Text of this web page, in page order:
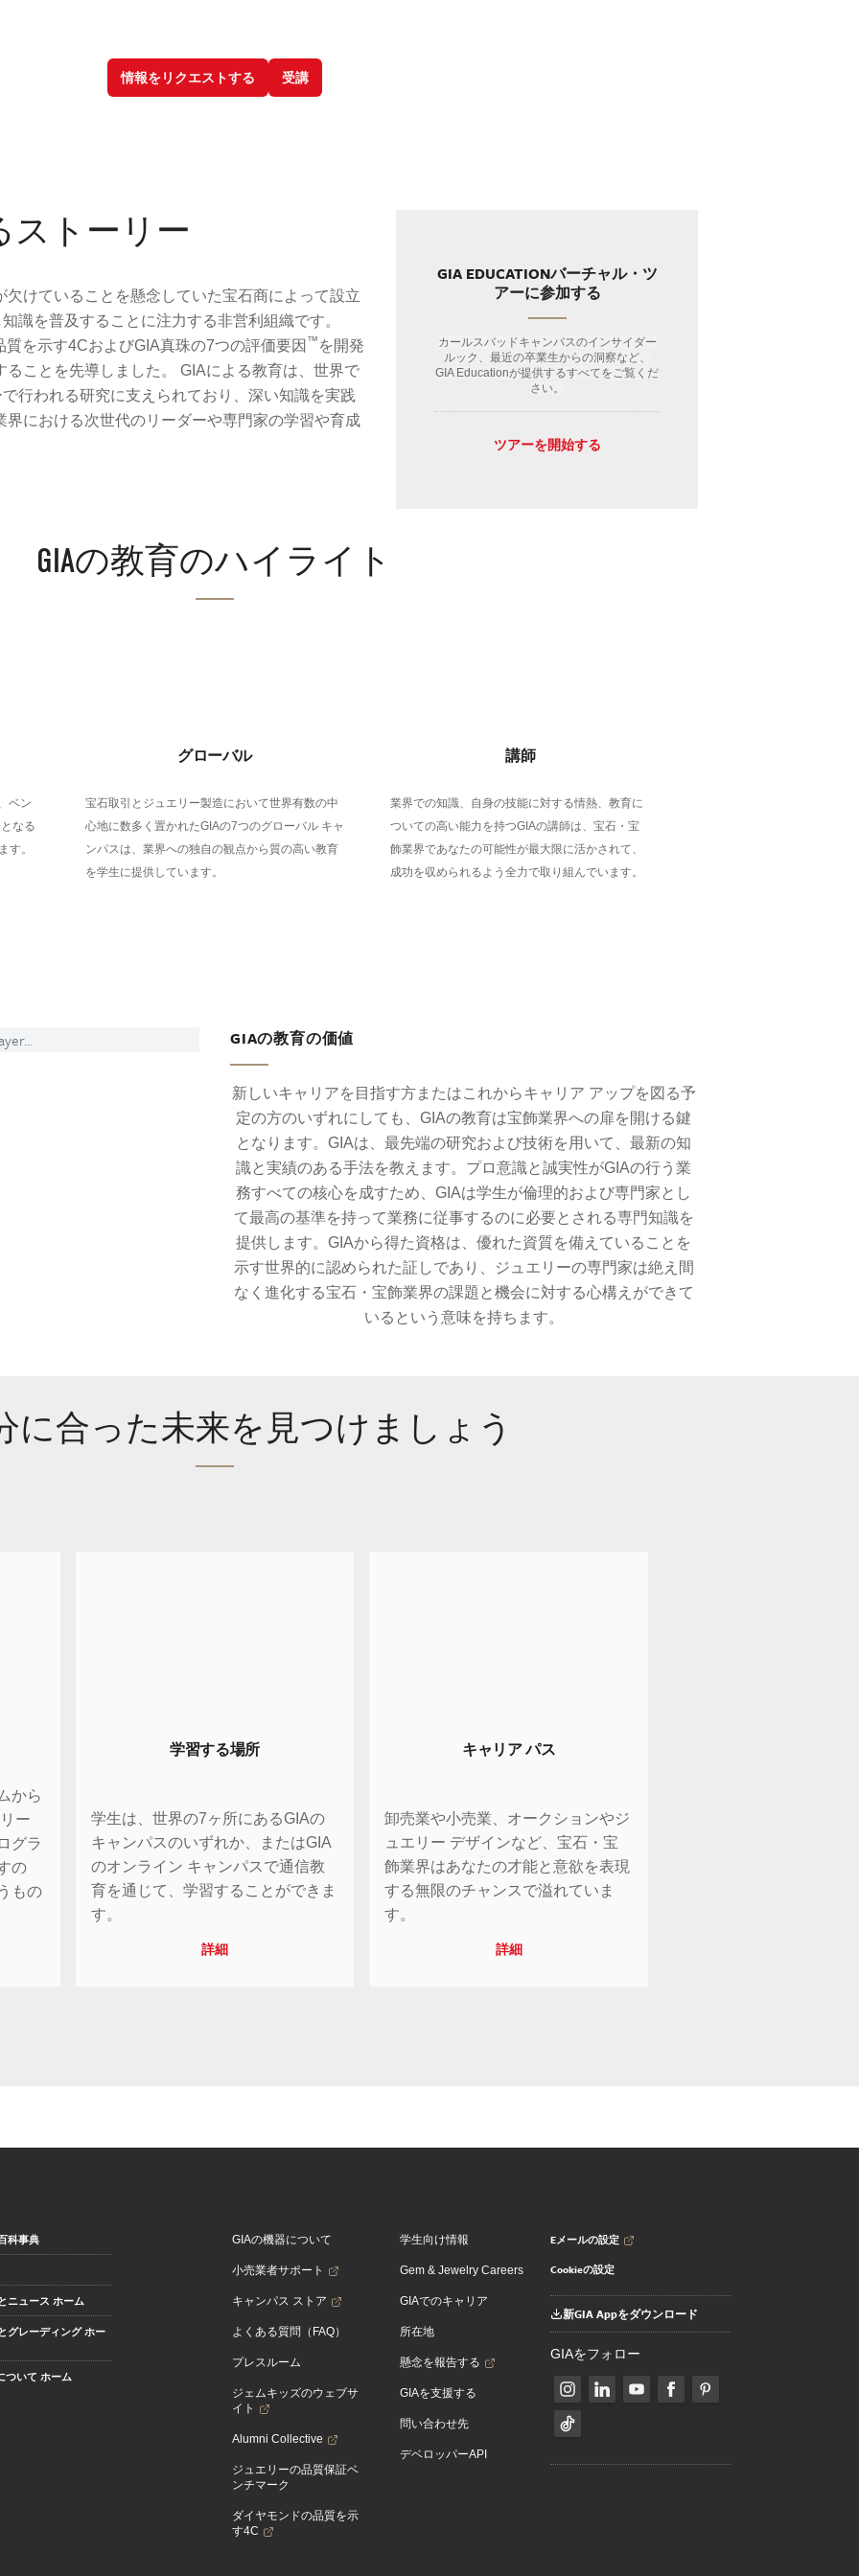
情報をリクエストする 受講
ストーリー
けていることを懸念していた宝石商によって設立
識を普及することに注力する非営利組織です。
を示す4CおよびGIA真珠の7つの評価要因 ™ を開発
ことを先導しました。 GIAによる教育は、世界で
行われる研究に支えられており、深い知識を実践
における次世代のリーダーや専門家の学習や育成
GIA EDUCATIONバーチャル・ツ
アーに参加する
カールスバッドキャンパスのインサイダー
ルック、最近の卒業生からの洞察など、
GIA Educationが提供するすべてをご覧くだ
さい。
ツアーを開始する
GIAの教育のハイライト
ベン
なる
す。
グローバル
宝石取引とジュエリー製造において世界有数の中
心地に数多く置かれたGIAの7つのグローバル キャ
ンパスは、業界への独自の観点から質の高い教育
を学生に提供しています。
講師
業界での知識、自身の技能に対する情熱、教育に
ついての高い能力を持つGIAの講師は、宝石・宝
飾業界であなたの可能性が最大限に活かされて、
成功を収められるよう全力で取り組んでいます。
GIAの教育の価値
新しいキャリアを目指す方またはこれからキャリア アップを図る予
定の方のいずれにしても、GIAの教育は宝飾業界への扉を開ける鍵
となります。GIAは、最先端の研究および技術を用いて、最新の知
識と実績のある手法を教えます。プロ意識と誠実性がGIAの行う業
務すべての核心を成すため、GIAは学生が倫理的および専門家とし
て最高の基準を持って業務に従事するのに必要とされる専門知識を
提供します。GIAから得た資格は、優れた資質を備えていることを
示す世界的に認められた証しであり、ジュエリーの専門家は絶え間
なく進化する宝石・宝飾業界の課題と機会に対する心構えができて
いるという意味を持ちます。
に合った未来を見つけましょう
から
ー
グラ
の
もの
学習する場所
学生は、世界の7ヶ所にあるGIAの
キャンパスのいずれか、またはGIA
のオンライン キャンパスで通信教
育を通じて、学習することができま
す。
詳細
キャリア パス
卸売業や小売業、オークションやジ
ュエリー デザインなど、宝石・宝
飾業界はあなたの才能と意欲を表現
する無限のチャンスで溢れていま
す。
詳細
科事典
ニュース ホーム
グレーディング ホー
ついて ホーム
GIAの機器について
小売業者サポート
キャンパス ストア
よくある質問（FAQ）
プレスルーム
ジェムキッズのウェブサ
イト
Alumni Collective
ジュエリーの品質保証ベ
ンチマーク
ダイヤモンドの品質を示
す4C
学生向け情報
Gem & Jewelry Careers
GIAでのキャリア
所在地
懸念を報告する
GIAを支援する
問い合わせ先
デベロッパーAPI
Eメールの設定
Cookieの設定
新GIA Appをダウンロード
GIAをフォロー